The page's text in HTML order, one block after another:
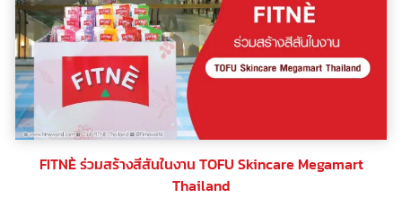
FITNÈ ร่วมสร้างสีสันในงาน TOFU Skincare Megamart
Thailand